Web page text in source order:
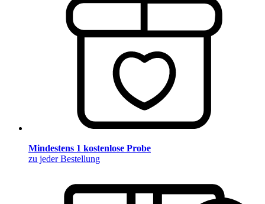
Mindestens 1 kostenlose Probe
zu jeder Bestellung